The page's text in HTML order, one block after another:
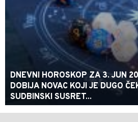
DNEVNI HOROSKOP ZA 3. JUN
DOBIJA NOVAC KOJI JE DUGO
SUDBINSKI SUSRET...